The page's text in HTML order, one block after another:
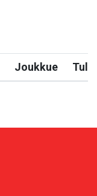
Joukkue